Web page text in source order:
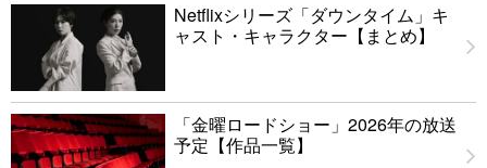
Netflixシリーズ「ダウンタイム」キ
ャスト・キャラクター【まとめ】
「金曜ロードショー」2026年の放送
予定【作品一覧】